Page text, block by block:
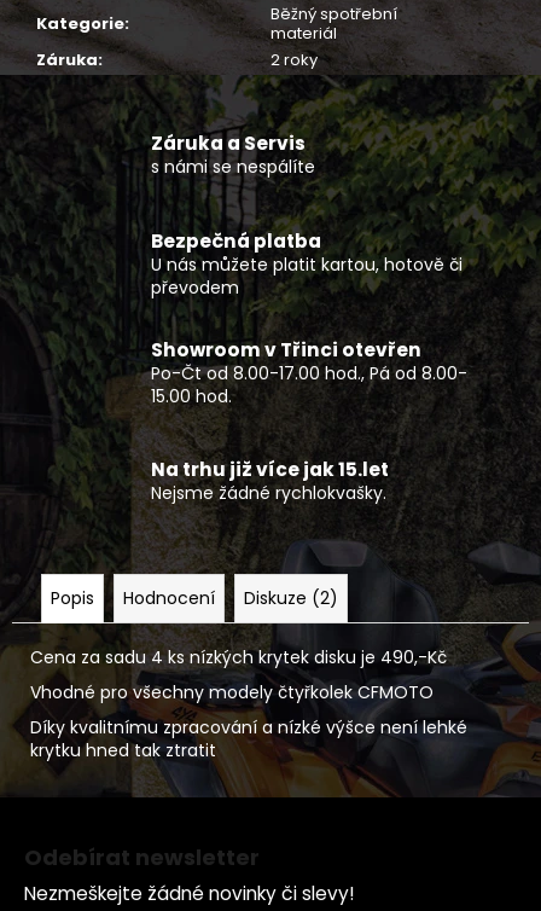
Kategorie:
Běžný spotřební
materiál
Záruka: 2 roky
Záruka a Servis
s námi se nespálíte
Bezpečná platba
U nás můžete platit kartou, hotově či
převodem
Showroom v Třinci otevřen
Po-Čt od 8.00-17.00 hod., Pá od 8.00-
15.00 hod.
Na trhu již více jak 15.let
Nejsme žádné rychlokvašky.
Popis Hodnocení Diskuze (2)
Cena za sadu 4 ks nízkých krytek disku je 490,-Kč
Vhodné pro všechny modely čtyřkolek CFMOTO
Díky kvalitnímu zpracování a nízké výšce není lehké
krytku hned tak ztratit
PŘILBA
MULTIFLIP
KORP,
CASSIDA
(ČERNÁ
MATNÁ/PÍSKOVÁ/KHAKI)
2026
6
489
Kč
Odebírat newsletter
Nezmeškejte žádné novinky či slevy!